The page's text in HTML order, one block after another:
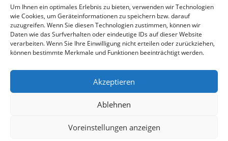
Um Ihnen ein optimales Erlebnis zu bieten, verwenden wir Technologien
wie Cookies, um Geräteinformationen zu speichern bzw. darauf
zuzugreifen. Wenn Sie diesen Technologien zustimmen, können wir
Daten wie das Surfverhalten oder eindeutige IDs auf dieser Website
verarbeiten. Wenn Sie Ihre Einwilligung nicht erteilen oder zurückziehen,
können bestimmte Merkmale und Funktionen beeinträchtigt werden.
Akzeptieren
Ablehnen
Voreinstellungen anzeigen
Versand
Zahlung
Baumann Modellspielwaren
Telefon (0 91 61) 33 84